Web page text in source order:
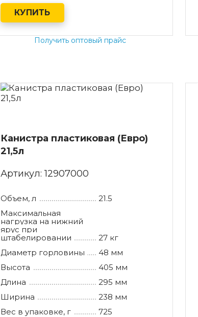
КУПИТЬ
Получить оптовый прайс
Канистра пластиковая (Евро)
21,5л
Артикул:12907000
Объем, л
21.5
Максимальная
нагрузка на нижний
ярус при
штабелировании
27 кг
Диаметр горловины
48 мм
Высота
405 мм
Длина
295 мм
Ширина
238 мм
Вес в упаковке, г
725